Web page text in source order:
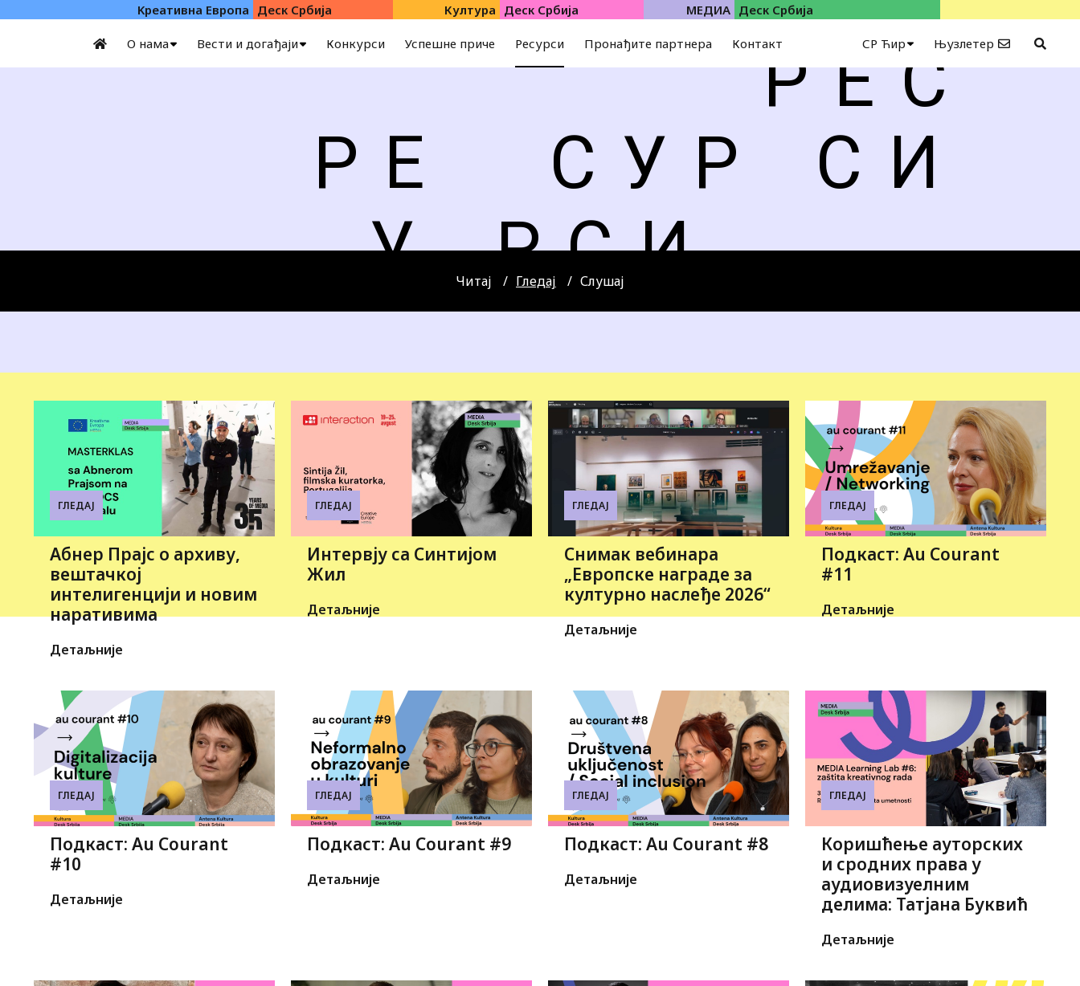
Kреативна Eвропа Деск Србија Култура Деск Србија МЕДИА Деск Србија
О нама Вести и догађаји Конкурси Успешне приче Ресурси Пронађите партнера Контакт СР Ћир Њузлетер
Р Е С
Р Е
С У Р
С И
У
Р С И
Читај Гледај Слушај
ГЛЕДАЈ
Абнер Прајс о архиву,
вештачкој
интелигенцији и новим
наративима
Детаљније
ГЛЕДАЈ
Интервју са Синтијом
Жил
Детаљније
ГЛЕДАЈ
Снимак вебинара
„Европске награде за
културно наслеђе 2026“
Детаљније
ГЛЕДАЈ
Подкаст: Au Courant
#11
Детаљније
ГЛЕДАЈ
Подкаст: Au Courant
#10
Детаљније
ГЛЕДАЈ
Подкаст: Au Courant #9
Детаљније
ГЛЕДАЈ
Подкаст: Au Courant #8
Детаљније
ГЛЕДАЈ
Коришћење ауторских
и сродних права у
аудиовизуелним
делима: Татјана Буквић
Детаљније